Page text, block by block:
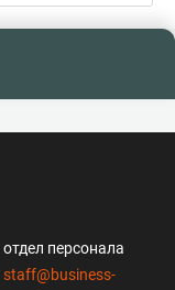
отдел персонала
staff@business-